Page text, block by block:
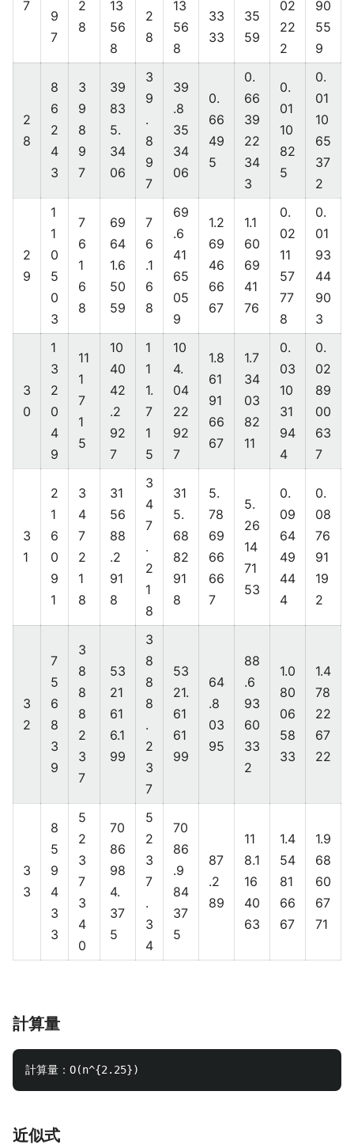
7
9
7
2
8
13
56
8
2
8
13
56
8
33
33
35
59
02
22
2
90
55
9
2
8
8
6
2
4
3
3
9
8
9
7
39
83
5.
34
06
3
9
.
8
9
7
39
.8
35
34
06
0.
66
49
5
0.
66
39
22
34
3
0.
01
10
82
5
0.
01
10
65
37
2
2
9
1
1
0
5
0
3
7
6
1
6
8
69
64
1.6
50
59
7
6
.1
6
8
69
.6
41
65
05
9
1.2
69
46
66
67
1.1
60
69
41
76
0.
02
11
57
77
8
0.
01
93
44
90
3
3
0
1
3
2
0
4
9
11
1
7
1
5
10
40
42
.2
92
7
1
1
1.
7
1
5
10
4.
04
22
92
7
1.8
61
91
66
67
1.7
34
03
82
11
0.
03
10
31
94
4
0.
02
89
00
63
7
3
1
2
1
6
0
9
1
3
4
7
2
1
8
31
56
88
.2
91
8
3
4
7
.
2
1
8
31
5.
68
82
91
8
5.
78
69
66
66
7
5.
26
14
71
53
0.
09
64
49
44
4
0.
08
76
91
19
2
3
2
7
5
6
8
3
9
3
8
8
8
2
3
7
53
21
61
6.1
99
3
8
8
8
.
2
3
7
53
21.
61
61
99
64
.8
03
95
88
.6
93
60
33
2
1.0
80
06
58
33
1.4
78
22
67
22
3
3
8
5
9
4
3
3
5
2
3
7
3
4
0
70
86
98
4.
37
5
5
2
3
7
.
3
4
70
86
.9
84
37
5
87
.2
89
11
8.1
16
40
63
1.4
54
81
66
67
1.9
68
60
67
71
計算量
近似式